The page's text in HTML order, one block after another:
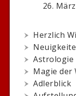
26.
Herzlich
Astrologie
Magie der
Adlerblick